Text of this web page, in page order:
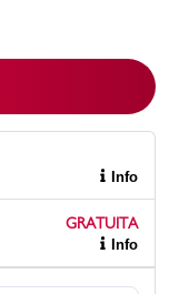
Info
GRATUITA
Info